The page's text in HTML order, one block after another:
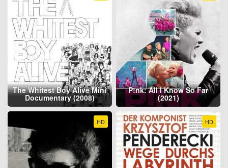
The Whitest Boy Alive Mini
Documentary (2008)
P!nk: All I Know So Far
(2021)
HD HD